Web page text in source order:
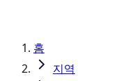
홈
지역